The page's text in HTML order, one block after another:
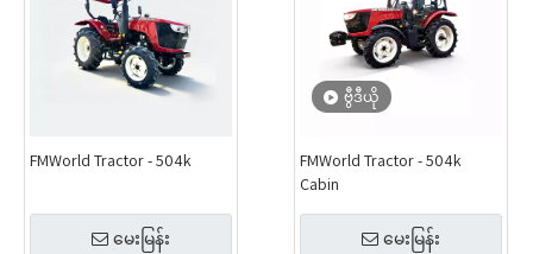
FMWorld Tractor - 504k
မေးမြန်း
ဗွီဒီယို
FMWorld Tractor - 504k
Cabin
မေးမြန်း